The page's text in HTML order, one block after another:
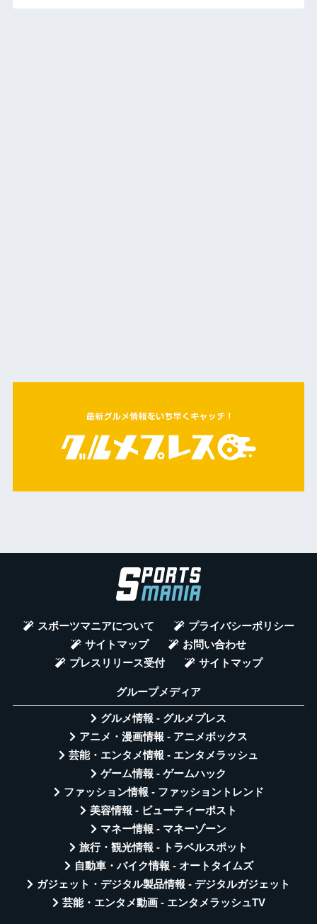
スポーツマニアについて
プライバシーポリシー
サイトマップ
お問い合わせ
プレスリリース受付
サイトマップ
グループメディア
グルメ情報 - グルメプレス
アニメ・漫画情報 - アニメボックス
芸能・エンタメ情報 - エンタメラッシュ
ゲーム情報 - ゲームハック
ファッション情報 - ファッショントレンド
美容情報 - ビューティーポスト
マネー情報 - マネーゾーン
旅行・観光情報 - トラベルスポット
自動車・バイク情報 - オートタイムズ
ガジェット・デジタル製品情報 - デジタルガジェット
芸能・エンタメ動画 - エンタメラッシュTV